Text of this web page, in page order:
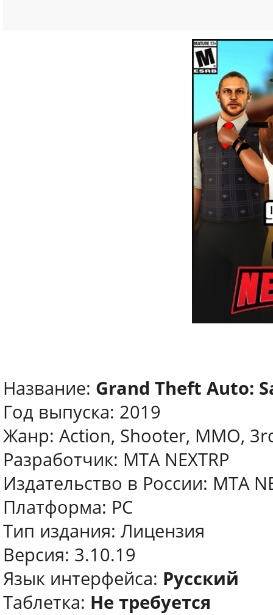
Название: Grand Theft Auto:
Год выпуска: 2019
Жанр: Action, Shooter, MMO,
Разработчик: MTA NEXTRP
Издательство в России: MTA
Платформа: PC
Тип издания: Лицензия
Версия: 3.10.19
Язык интерфейса: Русский
Таблетка: Не требуется